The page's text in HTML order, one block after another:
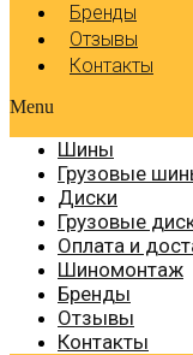
Бренды
Отзывы
Контакты
Menu
Шины
Грузовые
Диски
Грузовые
Оплата и
Шиномонтаж
Бренды
Отзывы
Контакты